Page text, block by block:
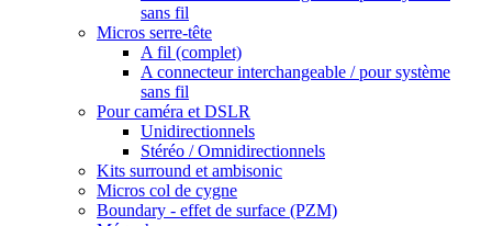
sans fil
Micros serre-tête
A fil (complet)
A connecteur interchangeable / pour système
sans fil
Pour caméra et DSLR
Unidirectionnels
Stéréo / Omnidirectionnels
Kits surround et ambisonic
Micros col de cygne
Boundary - effet de surface (PZM)